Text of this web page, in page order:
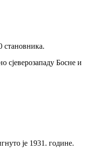
сјеверозападу Босне и
је 1931. године.